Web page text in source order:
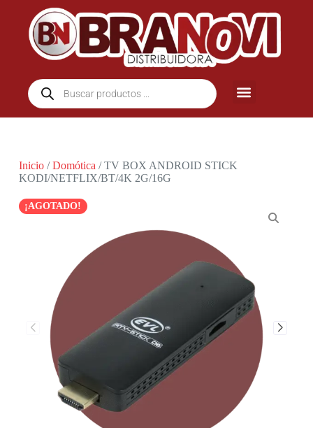
Inicio/Domótica / TV BOX ANDROID STICK
KODI/NETFLIX/BT/4K 2G/16G
¡AGOTADO!